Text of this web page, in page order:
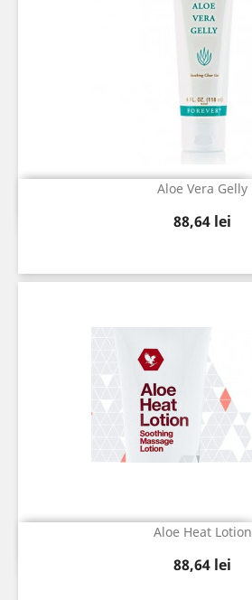
Aloe Vera Gelly
Pret
88,64 lei
Vizualizare rapida
Aloe Heat Lotion
Pret
88,64 lei
Vizualizare rapida